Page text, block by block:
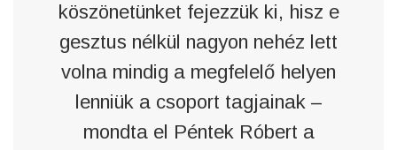
köszönetünket fejezzük ki, hisz e
gesztus nélkül nagyon nehéz lett
volna mindig a megfelelő helyen
lenniük a csoport tagjainak –
mondta el Péntek Róbert a